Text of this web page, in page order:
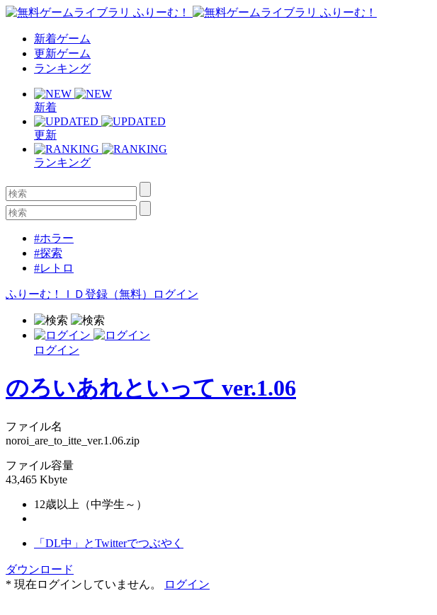
新着ゲーム
更新ゲーム
ランキング
新着
更新
ランキング
#ホラー
#探索
#レトロ
ふりーむ！ＩＤ登録（無料） ログイン
ログイン
のろいあれといって ver.1.06
ファイル名
noroi_are_to_itte_ver.1.06.zip
ファイル容量
43,465 Kbyte
12歳以上（中学生～）
「DL中」とTwitterでつぶやく
ダウンロード
* 現在ログインしていません。
ログイン